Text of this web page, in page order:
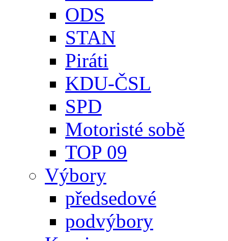
ODS
STAN
Piráti
KDU-ČSL
SPD
Motoristé sobě
TOP 09
Výbory
předsedové
podvýbory